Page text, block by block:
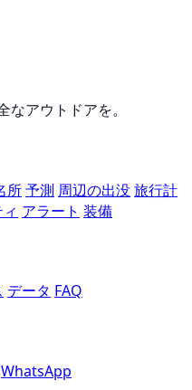
アウトドアを。
所予測 周辺の出没旅行計
アラート 装備
データ FAQ
WhatsApp